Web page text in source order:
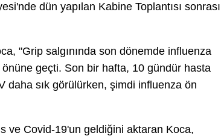
dün yapılan Kabine Toplantısı sonrası
"Grip salgınında son dönemde influenza
geçti. Son bir hafta, 10 gündür hasta
daha sık görülürken, şimdi influenza ön
ve Covid-19'un geldiğini aktaran Koca,